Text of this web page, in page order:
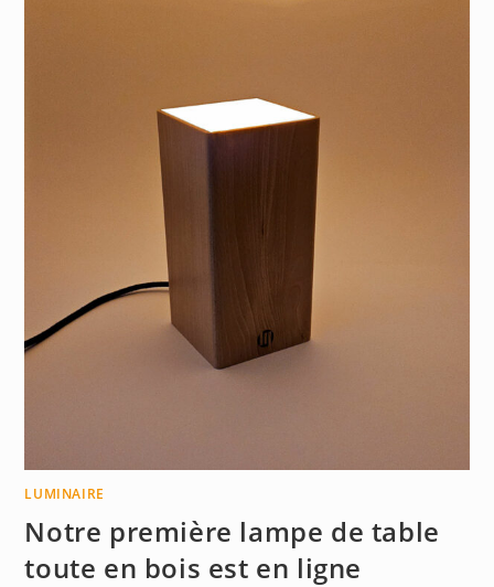
LUMINAIRE
Notre première lampe de table
toute en bois est en ligne